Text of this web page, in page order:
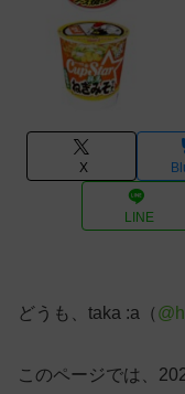
X
LINE
どうも、taka :a（
このページでは、